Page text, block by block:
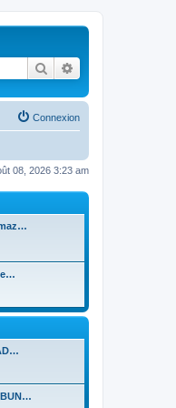
Rechercher
Connexion
08, 2026 3:23 am